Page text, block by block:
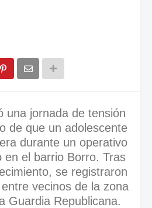
una jornada de tensión
de que un adolescente
durante un operativo
en el barrio Borro. Tras
se registraron
vecinos de la zona
Guardia Republicana.